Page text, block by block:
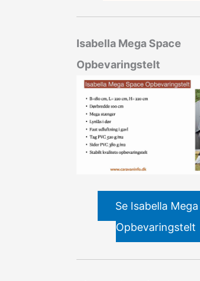
Isabella Mega Space
Opbevaringstelt
Se Isabella
Opbevaringstelt